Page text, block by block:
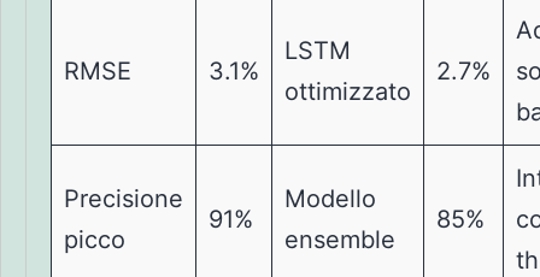
RMSE 3.1%
LSTM
ottimizzato
2.7%
Precisione
picco
91%
Modello
ensemble
85%